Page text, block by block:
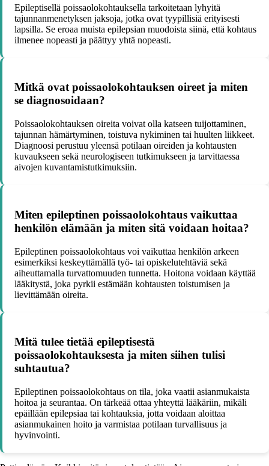
Epileptisellä poissaolokohtauksella tarkoitetaan lyhyitä
tajunnanmenetyksen jaksoja, jotka ovat tyypillisiä erityisesti
lapsilla. Se eroaa muista epilepsian muodoista siinä, että kohtaus
ilmenee nopeasti ja päättyy yhtä nopeasti.
Mitkä ovat poissaolokohtauksen oireet ja miten
se diagnosoidaan?
Poissaolokohtauksen oireita voivat olla katseen tuijottaminen,
tajunnan hämärtyminen, toistuva nykiminen tai huulten liikkeet.
Diagnoosi perustuu yleensä potilaan oireiden ja kohtausten
kuvaukseen sekä neurologiseen tutkimukseen ja tarvittaessa
aivojen kuvantamistutkimuksiin.
Miten epileptinen poissaolokohtaus vaikuttaa
henkilön elämään ja miten sitä voidaan hoitaa?
Epileptinen poissaolokohtaus voi vaikuttaa henkilön arkeen
esimerkiksi keskeyttämällä työ- tai opiskelutehtäviä sekä
aiheuttamalla turvattomuuden tunnetta. Hoitona voidaan käyttää
lääkitystä, joka pyrkii estämään kohtausten toistumisen ja
lievittämään oireita.
Mitä tulee tietää epileptisestä
poissaolokohtauksesta ja miten siihen tulisi
suhtautua?
Epileptinen poissaolokohtaus on tila, joka vaatii asianmukaista
hoitoa ja seurantaa. On tärkeää ottaa yhteyttä lääkäriin, mikäli
epäillään epilepsiaa tai kohtauksia, jotta voidaan aloittaa
asianmukainen hoito ja varmistaa potilaan turvallisuus ja
hyvinvointi.